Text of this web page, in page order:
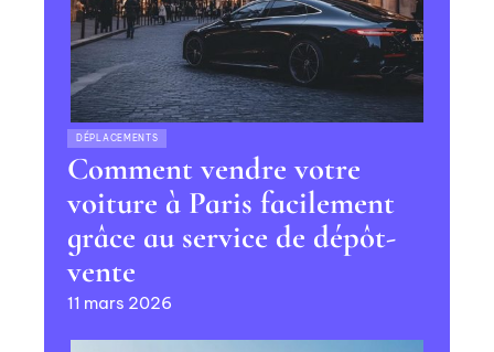
DÉPLACEMENTS
Comment vendre votre
voiture à Paris facilement
grâce au service de dépôt-
vente
11 mars 2026